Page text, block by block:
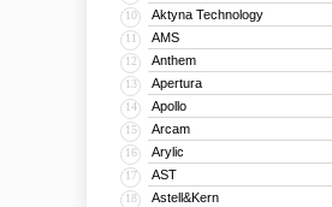
10 Aktyna Technology
11 AMS
12 Anthem
13 Apertura
14 Apollo
15 Arcam
16 Arylic
17 AST
18 Astell&Kern